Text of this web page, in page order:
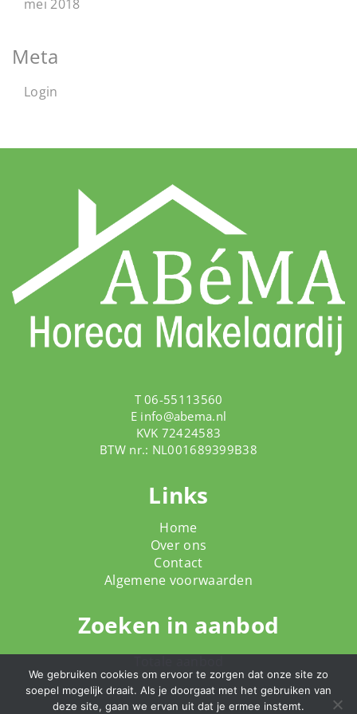
mei 2018
Meta
Login
T 06-55113560
E info@abema.nl
KVK 72424583
BTW nr.: NL001689399B38
Links
Home
Over ons
Contact
Algemene voorwaarden
Zoeken in aanbod
We gebruiken cookies om ervoor te zorgen dat onze site zo
soepel mogelijk draait. Als je doorgaat met het gebruiken van
deze site, gaan we ervan uit dat je ermee instemt.